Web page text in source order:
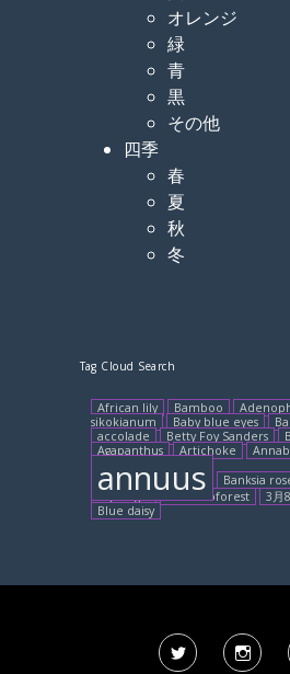
オレンジ
緑
青
黒
その他
四季
春
夏
秋
冬
Tag Cloud Search
African lily Bamboo
sikokianum
Baby blue eyes
accolade
Betty Foy Sanders
Agapanthus
Artichoke
annuus Banksia
bambooforest 3月
Blue daisy